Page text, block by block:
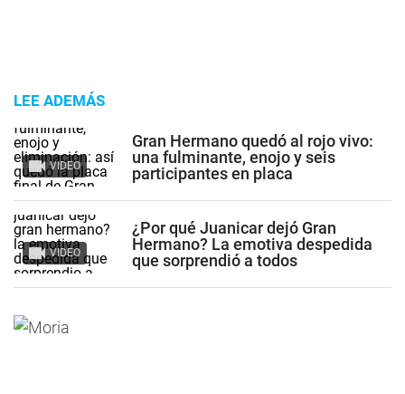
LEE ADEMÁS
VIDEO
Gran Hermano quedó al rojo vivo:
una fulminante, enojo y seis
participantes en placa
VIDEO
¿Por qué Juanicar dejó Gran
Hermano? La emotiva despedida
que sorprendió a todos